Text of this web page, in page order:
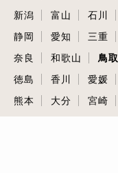
新潟
富山 石川
静岡
愛知 三重
奈良
和歌山 鳥取
徳島
香川 愛媛
熊本
大分 宮崎